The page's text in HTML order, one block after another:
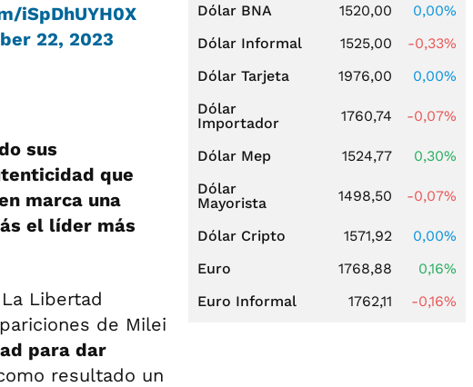
iSpDhUYH0X
22, 2023
sus
que
marca una
s el líder más
Libertad
de Milei
para dar
resultado un
Dólar BNA 1520,00
0,00%
Dólar Informal
1525,00
-0,33%
Dólar Tarjeta
1976,00
0,00%
Dólar
Importador
1760,74 -0,07%
Dólar Mep 1524,77
0,30%
Dólar
Mayorista
1498,50 -0,07%
Dólar Cripto 1571,92
0,00%
Euro
1768,88
0,16%
Euro Informal
1762,11 -0,16%